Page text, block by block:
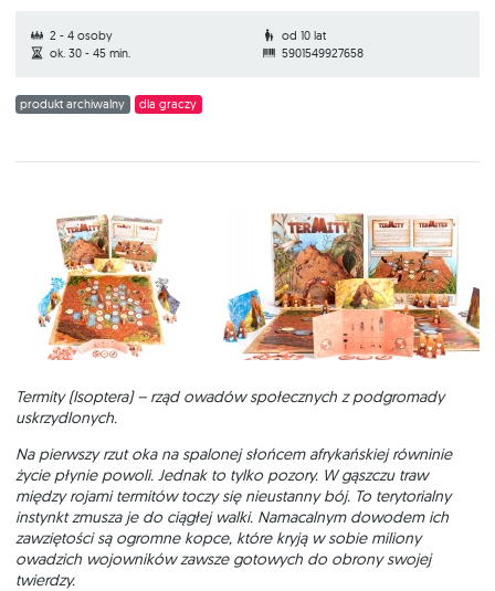
2 - 4 osoby
od 10 lat
ok. 30 - 45 min.
5901549927658
produkt archiwalny dla graczy
Termity (Isoptera) – rząd owadów społecznych z podgromady
uskrzydlonych.
Na pierwszy rzut oka na spalonej słońcem afrykańskiej równinie
życie płynie powoli. Jednak to tylko pozory. W gąszczu traw
między rojami termitów toczy się nieustanny bój. To terytorialny
instynkt zmusza je do ciągłej walki. Namacalnym dowodem ich
zawziętości są ogromne kopce, które kryją w sobie miliony
owadzich wojowników zawsze gotowych do obrony swojej
twierdzy.